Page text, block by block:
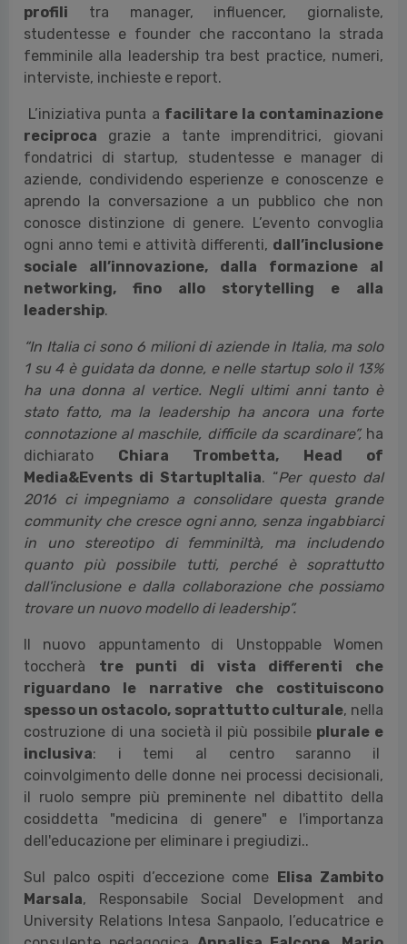
profili tra manager, influencer, giornaliste,
studentesse e founder che raccontano la strada
femminile alla leadership tra best practice, numeri,
interviste, inchieste e report.
L’iniziativa punta a facilitare la contaminazione
reciproca grazie a tante imprenditrici, giovani
fondatrici di startup, studentesse e manager di
aziende, condividendo esperienze e conoscenze e
aprendo la conversazione a un pubblico che non
conosce distinzione di genere. L’evento convoglia
ogni anno temi e attività differenti, dall’inclusione
sociale all’innovazione, dalla formazione al
networking, fino allo storytelling e alla
leadership.
“In Italia ci sono 6 milioni di aziende in Italia, ma solo
1 su 4 è guidata da donne, e nelle startup solo il 13%
ha una donna al vertice. Negli ultimi anni tanto è
stato fatto, ma la leadership ha ancora una forte
connotazione al maschile, difficile da scardinare”, ha
dichiarato Chiara Trombetta, Head of
Media&Events di StartupItalia. “Per questo dal
2016 ci impegniamo a consolidare questa grande
community che cresce ogni anno, senza ingabbiarci
in uno stereotipo di femminiltà, ma includendo
quanto più possibile tutti, perché è soprattutto
dall'inclusione e dalla collaborazione che possiamo
trovare un nuovo modello di leadership”.
Il nuovo appuntamento
di Unstoppable Women
toccherà tre punti di vista differenti che
riguardano le narrative che costituiscono
spesso un ostacolo, soprattutto culturale, nella
costruzione di una società il più possibile plurale e
inclusiva: i temi al centro saranno il
coinvolgimento delle donne nei processi decisionali,
il ruolo sempre più preminente nel dibattito della
cosiddetta "medicina di genere" e l'importanza
dell'educazione per eliminare i pregiudizi..
Sul palco ospiti d’eccezione come Elisa Zambito
Marsala, Responsabile Social Development and
University Relations Intesa Sanpaolo, l’educatrice e